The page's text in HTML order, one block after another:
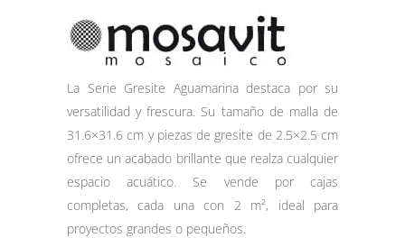
La Serie Gresite Aguamarina destaca por su
versatilidad y frescura. Su tamaño de malla de
31.6×31.6 cm y piezas de gresite de 2.5×2.5 cm
ofrece un acabado brillante que realza cualquier
espacio acuático. Se vende por cajas
completas, cada una con 2 m², ideal para
proyectos grandes o pequeños.